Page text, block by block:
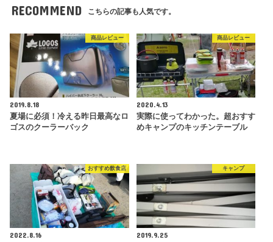
RECOMMEND こちらの記事も人気です。
商品レビュー
2019.8.18
夏場に必須！冷える昨日最高なロ
ゴスのクーラーバック
商品レビュー
2020.4.13
実際に使ってわかった。超おすす
めキャンプのキッチンテーブル
おすすめ飲食店
2022.8.16
キャンプ
2019.9.25